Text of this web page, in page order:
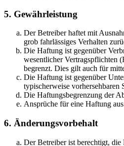
5. Gewährleistung
Der Betreiber haftet mit
grob fahrlässiges Verhalten
Die Haftung ist gegenüber
wesentlicher Vertragspflichten
begrenzt. Dies gilt auch für
Die Haftung ist gegenüber
typischerweise vorhersehbaren
Die Haftungsbegrenzung der
Ansprüche für eine Haftung
6. Änderungsvorbehalt
Der Betreiber ist berechtigt,